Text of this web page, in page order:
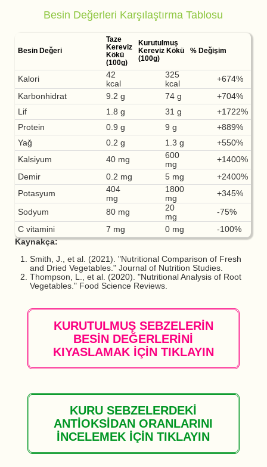
Besin Değerleri Karşılaştırma Tablosu
Besin Değeri
Taze
Kereviz
Kökü
(100g)
Kurutulmuş
Kereviz Kökü
(100g)
% Değişim
Kalori
42
kcal
325
kcal
+674%
Karbonhidrat
9.2 g 74 g
+704%
Lif
1.8 g 31 g
+1722%
Protein
0.9 g 9 g
+889%
Yağ
0.2 g 1.3 g
+550%
Kalsiyum
40 mg
600
mg
+1400%
Demir
0.2 mg 5 mg
+2400%
Potasyum
404
mg
1800
mg
+345%
Sodyum
80 mg
20
mg
-75%
C vitamini
7 mg 0 mg
-100%
Kaynakça:
Smith, J., et al. (2021). "Nutritional Comparison of Fresh
and Dried Vegetables." Journal of Nutrition Studies.
Thompson, L., et al. (2020). "Nutritional Analysis of Root
Vegetables." Food Science Reviews.
KURUTULMUŞ SEBZELERİN
BESİN DEĞERLERİNİ
KIYASLAMAK İÇİN TIKLAYIN
KURU SEBZELERDEKİ
ANTİOKSİDAN ORANLARINI
İNCELEMEK İÇİN TIKLAYIN